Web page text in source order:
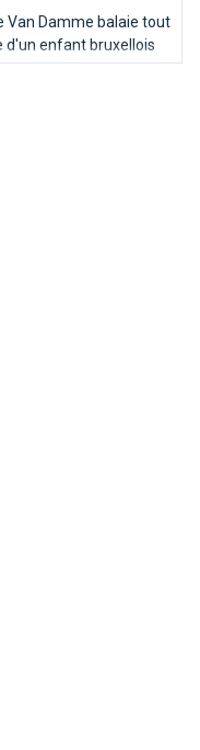
Van Damme balaie tout
d'un enfant bruxellois